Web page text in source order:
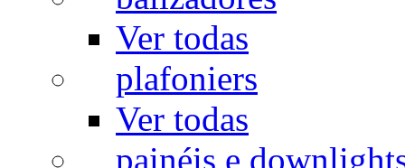
Ver todas
plafoniers
Ver todas
painéis e